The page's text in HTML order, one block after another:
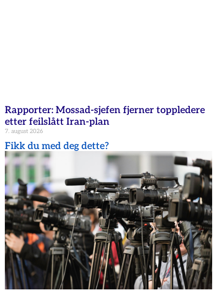
Rapporter: Mossad-sjefen fjerner toppledere
etter feilslått Iran-plan
7. august 2026
Fikk du med deg dette?